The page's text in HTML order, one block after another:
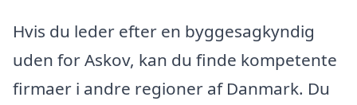
Hvis du leder efter en byggesagkyndig
uden for Askov, kan du finde kompetente
firmaer i andre regioner af Danmark. Du